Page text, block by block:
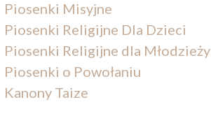
Piosenki Misyjne
Piosenki Religijne Dla Dzieci
Piosenki Religijne dla Młodzieży
Piosenki o Powołaniu
Kanony Taize